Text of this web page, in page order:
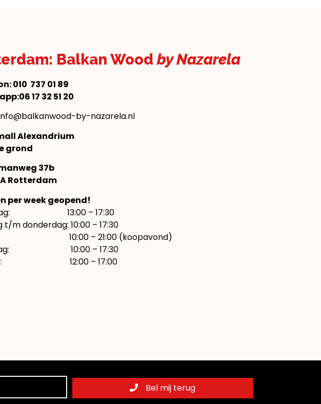
Balkan Wood by Nazarela
010 737 01 89
17 32 51 20
by-nazarela.nl
Alexandrium
grond
37b
Rotterdam
per week geopend!
13:00 – 17:30
t/m donderdag: 10:00 – 17:30
10:00 – 21:00 (koopavond)
10:00 – 17:30
12:00 – 17:00
Bel mij terug